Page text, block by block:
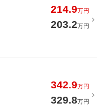
214.9万円
203.2万円
342.9万円
329.8万円